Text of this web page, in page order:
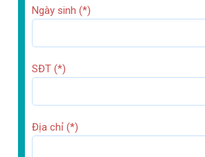
Ngày sinh (*)
SĐT (*)
Địa chỉ (*)